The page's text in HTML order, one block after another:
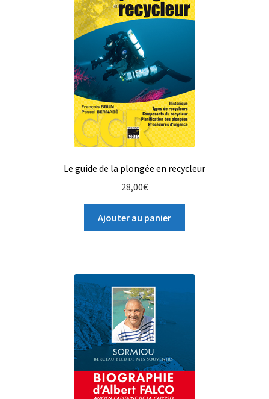
Votre droit de rétractation
Le guide de la plongée en recycleur
28,00€
Ajouter au panier